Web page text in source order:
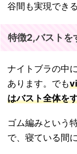
谷間も実現でき
特徴2,バストを
ナイトブラの中
あります。でも
はバスト全体を
ゴム編みという
で、寝ている間